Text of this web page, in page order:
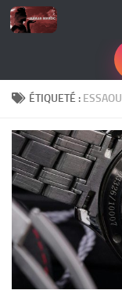
Skip to content
ÉTIQUETÉ :